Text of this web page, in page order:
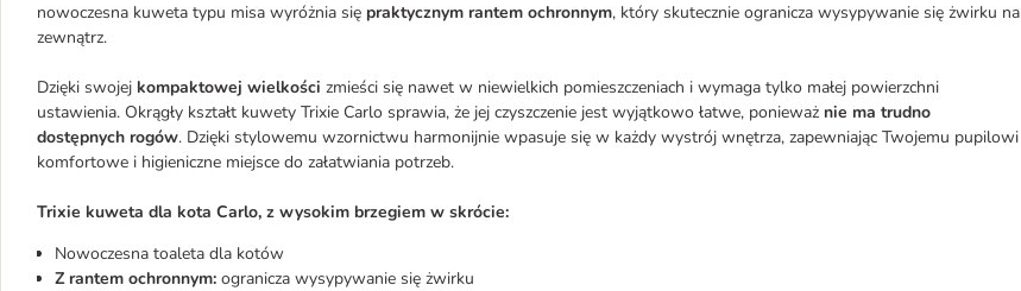
nowoczesna kuweta typu misa wyróżnia się praktycznym rantem ochronnym, który skutecznie ogranicza wysypywanie się żwirku na
zewnątrz.
Dzięki swojej kompaktowej wielkości zmieści się nawet w niewielkich pomieszczeniach i wymaga tylko małej powierzchni
ustawienia. Okrągły kształt kuwety Trixie Carlo sprawia, że jej czyszczenie jest wyjątkowo łatwe, ponieważ nie ma trudno
dostępnych rogów. Dzięki stylowemu wzornictwu harmonijnie wpasuje się w każdy wystrój wnętrza, zapewniając Twojemu pupilowi
komfortowe i higieniczne miejsce do załatwiania potrzeb.
Trixie kuweta dla kota Carlo, z wysokim brzegiem w skrócie:
Nowoczesna toaleta dla kotów
Z rantem ochronnym: ogranicza wysypywanie się żwirku